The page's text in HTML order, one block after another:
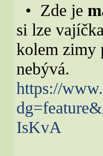
• Zde je
si lze
kolem zimy
nebývá.
https://
IsKvA